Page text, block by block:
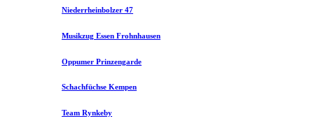
Niederrheinbolzer 47
Musikzug Essen Frohnhausen
Oppumer Prinzengarde
Schachfüchse Kempen
Team Rynkeby